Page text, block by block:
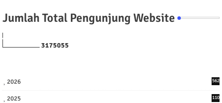
Jumlah Total Pengunjung Website
3175055
2026 562
2025
110